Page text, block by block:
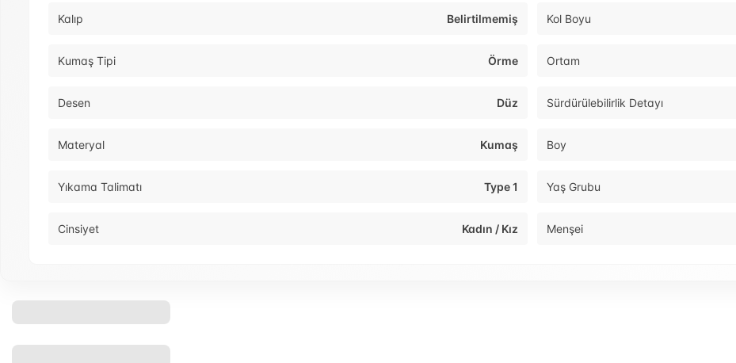
Kalıp Belirtilmemiş Kol Boyu
Kumaş Tipi Örme Ortam
Desen Düz Sürdürülebilirlik Detayı
Materyal Kumaş Boy
Yıkama Talimatı Type 1 Yaş Grubu
Cinsiyet Kadın / Kız Menşei